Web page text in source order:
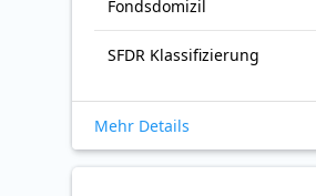
Fondsdomizil
SFDR Klassifizierung
Mehr Details